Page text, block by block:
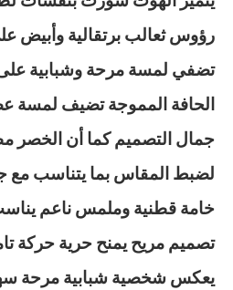
رؤوس ثعالب برتقالية وأبيض
تضفي لمسة مرحة وشبابية على
الحافة المموجة تضيف لمسة
جمال التصميم كما أن الخصر
لضبط المقاس بما يتناسب
خامة قطنية وملمس ناعم
تصميم مريح يمنح حرية حركة
يعكس شخصية شبابية مرحة